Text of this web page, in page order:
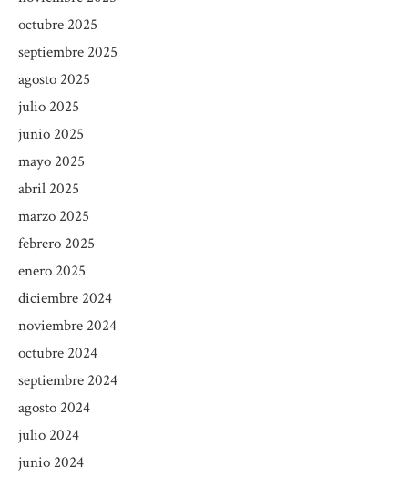
octubre 2025
septiembre 2025
agosto 2025
julio 2025
junio 2025
mayo 2025
abril 2025
marzo 2025
febrero 2025
enero 2025
diciembre 2024
noviembre 2024
octubre 2024
septiembre 2024
agosto 2024
julio 2024
junio 2024